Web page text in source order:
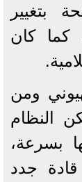
بتغيير
كما كان
ومن
النظام
بسرعة،
جدد